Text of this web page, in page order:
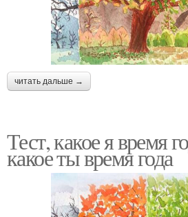
Тест на шизоидное
расстройство
читать дальше →
Тест, какое я время
какое ты время года